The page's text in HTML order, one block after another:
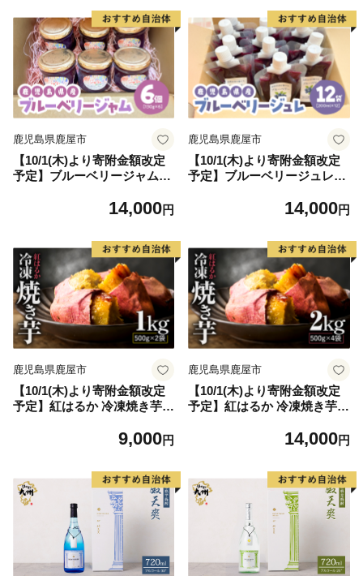
鹿児島県鹿屋市
【10/1(木)より寄附金額改定
予定】ブルーベリージャム
14,000円
鹿児島県鹿屋市
【10/1(木)より寄附金額改定
予定】ブルーベリージュレ
14,000円
鹿児島県鹿屋市
【10/1(木)より寄附金額改定
予定】紅はるか 冷凍焼き芋 1
9,000円
鹿児島県鹿屋市
【10/1(木)より寄附金額改定
予定】紅はるか 冷凍焼き芋 2
14,000円